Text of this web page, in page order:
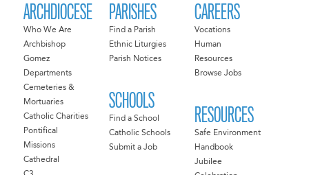
ARCHDIOCESE
Who We Are
Archbishop
Gomez
Departments
Cemeteries &
Mortuaries
Catholic Charities
Pontifical
Missions
Cathedral
PARISHES
Find a Parish
Ethnic Liturgies
Parish Notices
SCHOOLS
Find a School
Catholic Schools
Submit a Job
CAREERS
Vocations
Human
Resources
Browse Jobs
RESOURCES
Safe Environment
Handbook
Jubilee